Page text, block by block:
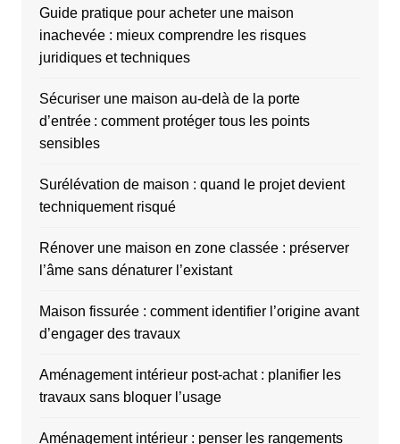
Guide pratique pour acheter une maison
inachevée : mieux comprendre les risques
juridiques et techniques
Sécuriser une maison au-delà de la porte
d’entrée : comment protéger tous les points
sensibles
Surélévation de maison : quand le projet devient
techniquement risqué
Rénover une maison en zone classée : préserver
l’âme sans dénaturer l’existant
Maison fissurée : comment identifier l’origine avant
d’engager des travaux
Aménagement intérieur post-achat : planifier les
travaux sans bloquer l’usage
Aménagement intérieur : penser les rangements